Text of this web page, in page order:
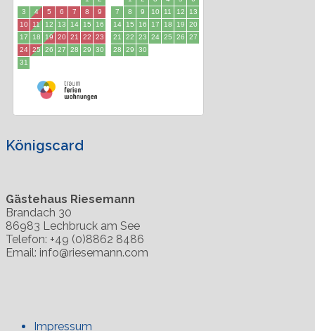
Königscard
Gästehaus Riesemann
Brandach 30
86983 Lechbruck am See
Telefon: +49 (0)8862 8486
Email: info@riesemann.com
Impressum